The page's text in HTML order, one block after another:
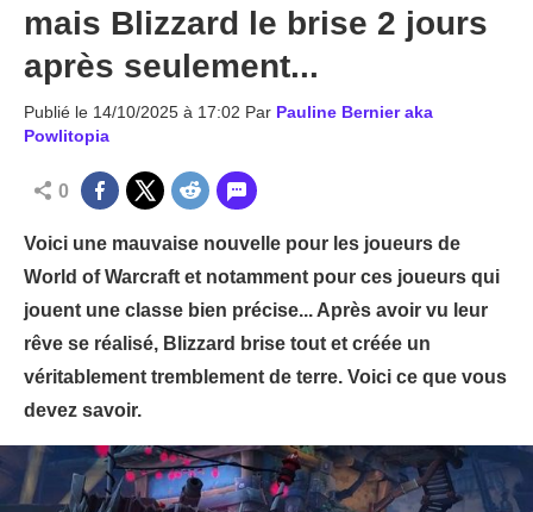
mais Blizzard le brise 2 jours
après seulement...
Publié le 14/10/2025 à 17:02 Par Pauline Bernier aka
Powlitopia
0
Voici une mauvaise nouvelle pour les joueurs de
World of Warcraft et notamment pour ces joueurs qui
jouent une classe bien précise... Après avoir vu leur
rêve se réalisé, Blizzard brise tout et créée un
véritablement tremblement de terre. Voici ce que vous
devez savoir.